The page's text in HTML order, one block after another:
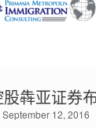
犇亚证券
September 12, 2016